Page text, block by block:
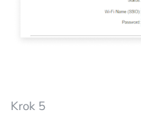
Krok 5